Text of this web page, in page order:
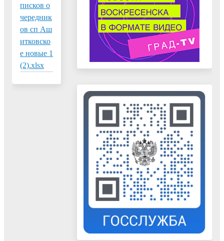
писков о
чередник
ов сп Аш
итковско
е новые 1
(2).xlsx